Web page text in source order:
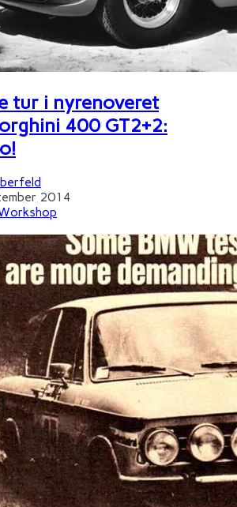
tur i nyrenoveret
400 GT2+2:
2014